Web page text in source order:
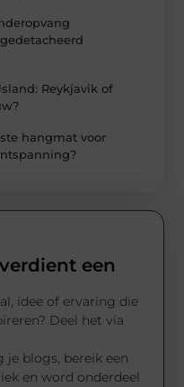
Reykjavik of
hangmat voor
een
idee of ervaring die
Deel het via
je blogs, bereik een
en word onderdeel